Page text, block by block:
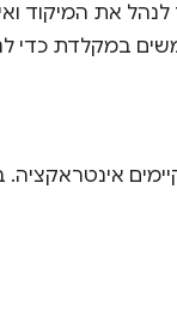
את המיקוד
במקלדת כדי
אינטראקציה.